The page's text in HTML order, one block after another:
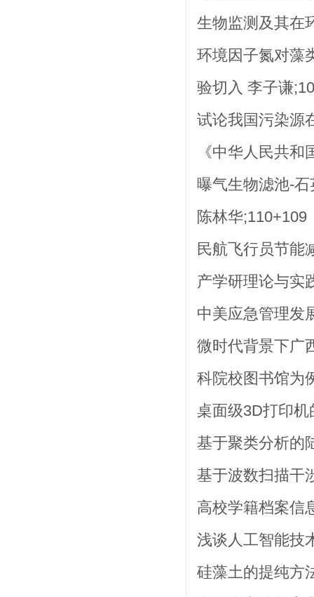
生物监测及其在
环境因子氮对藻
验切入 李子谦
试论我国污染源
《中华人民共
曝气生物滤池-
陈林华;110+109
民航飞行员节能
产学研理论与实
中美应急管理发
微时代背景下广
科院校图书馆为
桌面级3D打印
基于聚类分析的
基于波数扫描干
高校学籍档案信
浅谈人工智能技
硅藻土的提纯方